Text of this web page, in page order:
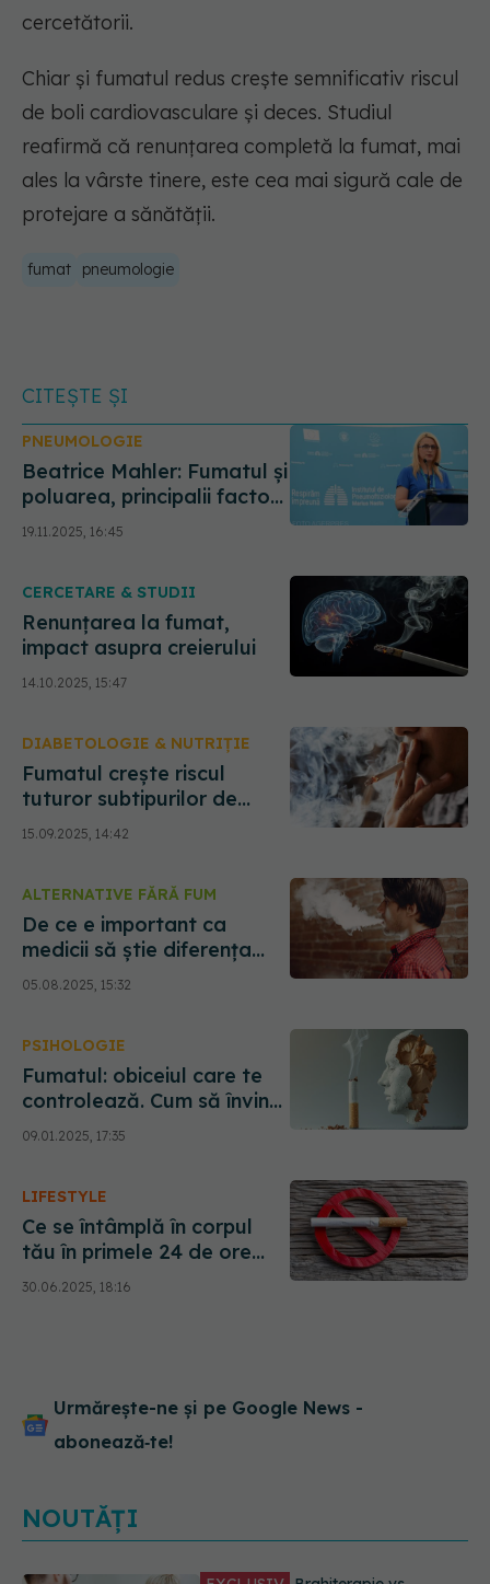
cercetătorii.
Chiar și fumatul redus crește semnificativ riscul
de boli cardiovasculare și deces. Studiul
reafirmă că renunțarea completă la fumat, mai
ales la vârste tinere, este cea mai sigură cale de
protejare a sănătății.
fumat pneumologie
CITEȘTE ȘI
PNEUMOLOGIE
Beatrice Mahler: Fumatul și
poluarea, principalii factori
de risc în BPOC la peste 50
19.11.2025, 16:45
CERCETARE & STUDII
Renunțarea la fumat,
impact asupra creierului
14.10.2025, 15:47
DIABETOLOGIE & NUTRIȚIE
Fumatul crește riscul
tuturor subtipurilor de
diabet de tip 2
15.09.2025, 14:42
ALTERNATIVE FĂRĂ FUM
De ce e important ca
medicii să știe diferența
dintre fumat și consumul
de nicotină
05.08.2025, 15:32
PSIHOLOGIE
Fumatul: obiceiul care te
controlează. Cum să învingi
dependența de nicotină
09.01.2025, 17:35
LIFESTYLE
Ce se întâmplă în corpul
tău în primele 24 de ore
după ce renunți la fumat
30.06.2025, 18:16
Urmărește-ne și pe Google News -
abonează‑te!
NOUTĂȚI